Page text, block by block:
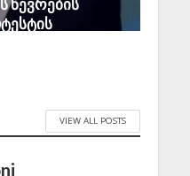
წევრების
VIEW ALL POSTS